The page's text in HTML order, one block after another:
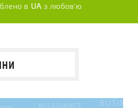
в UA з любов'ю